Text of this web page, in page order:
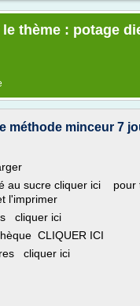
thème : potage
méthode minceur 7
au sucre cliquer ici pour
l'imprimer
cliquer ici
CLIQUER ICI
cliquer ici